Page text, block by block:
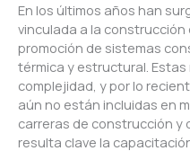
En los últimos años han
vinculada a la construcción
promoción de sistemas
térmica y estructural.
complejidad, y por lo
aún no están incluidas en
carreras de construcción y
resulta clave la